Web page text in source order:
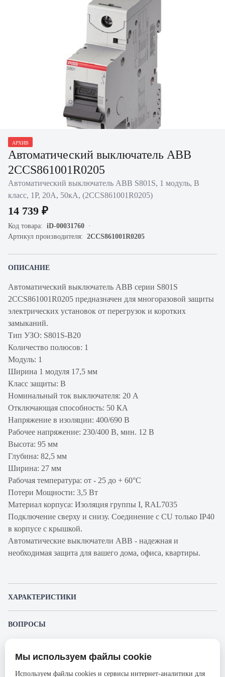
АРХИВ
Автоматический выключатель ABB
2CCS861001R0205
Автоматический выключатель ABB S801S, 1 модуль, B
класс, 1P, 20А, 50кА, (2CCS861001R0205)
14 739 ₽
Код товара: iD-00031760
Артикул производителя: 2CCS861001R0205
ОПИСАНИЕ
Автоматический выключатель ABB серии S801S
2CCS861001R0205 предназначен для многоразовой защиты
электрических установок от перегрузок и коротких
замыканий.
Тип УЗО: S801S-B20
Количество полюсов: 1
Модуль: 1
Ширина 1 модуля 17,5 мм
Класс защиты: В
Номинальный ток выключателя: 20 А
Отключающая способность: 50 КА
Напряжение в изоляции: 400/690 В
Рабочее напряжение: 230/400 В, мин. 12 В
Высота: 95 мм
Глубина: 82,5 мм
Ширина: 27 мм
Рабочая температура: от - 25 до + 60°С
Потери Мощности: 3,5 Вт
Материал корпуса: Изоляция группы I, RAL7035
Подключение сверху и снизу. Соединение с CU только IP40
в корпусе с крышкой.
Автоматические выключатели ABB - надежная и
необходимая защита для вашего дома, офиса, квартиры.
ХАРАКТЕРИСТИКИ
Производитель
ВОПРОСЫ
Представленные изображения и характеристики могут отличаться от реального
Мы используем файлы cookie
Используем файлы cookies и сервисы интернет-аналитики для